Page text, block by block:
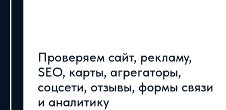
Проверяем сайт, рекламу,
SEO, карты, агрегаторы,
соцсети, отзывы, формы связи
и аналитику